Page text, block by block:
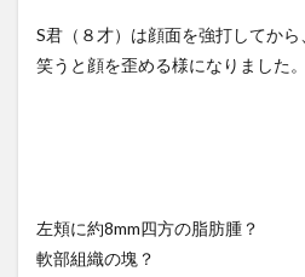
S君（８才）は顔面を強打してから
笑うと顔を歪める様になりました。
左頬に約8mm四方の脂肪腫？
軟部組織の塊？